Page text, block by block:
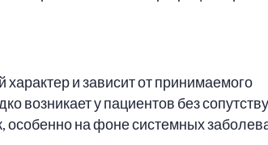
и зависит от принимаемого
возникает у пациентов без
особенно на фоне системных